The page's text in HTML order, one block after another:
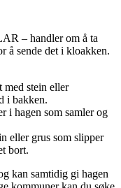
– handler om å ta
å sende det i kloakken.
med stein eller
i bakken.
i hagen som samler og
eller grus som slipper
bort.
kan samtidig gi hagen